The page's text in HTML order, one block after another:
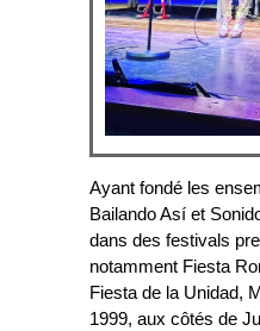
Ayant fondé les
Bailando Así et
dans des festivals
notamment Fiesta
Fiesta de la Unidad,
1999, aux côtés de